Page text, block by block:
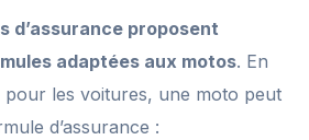
d’assurance proposent
adaptées aux motos. En
pour les voitures, une moto peut
d’assurance :